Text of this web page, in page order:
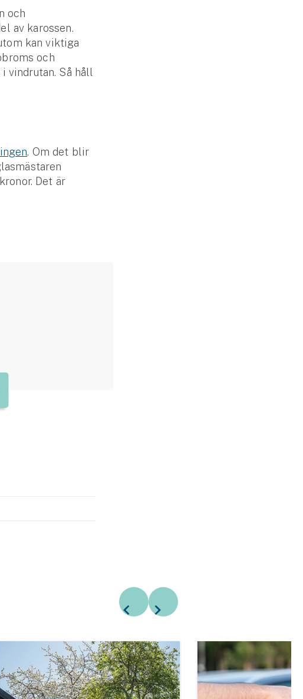
och
av karossen.
kan viktiga
och
vindrutan. Så håll
. Om det blir
Det är